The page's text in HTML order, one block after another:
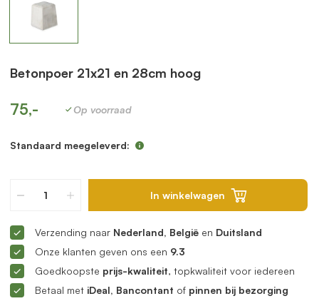
Betonpoer 21x21 en 28cm hoog
75,- Op voorraad
Standaard meegeleverd:
In winkelwagen
Verzending naar Nederland, België en Duitsland
Onze klanten geven ons een 9.3
Goedkoopste prijs-kwaliteit, topkwaliteit voor iedereen
Betaal met iDeal, Bancontant of pinnen bij bezorging